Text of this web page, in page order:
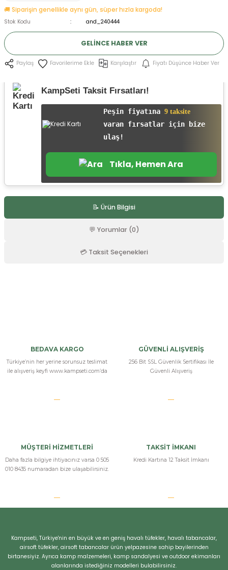
Mermisi
Tabure
🚚 Siparişin genellikle aynı gün, süper hızla kargoda!
Stok Kodu and_240444
GELINCE HABER VER
Paylaş Karşılaştır Fiyatı Düşünce Haber Ver
KampSeti Taksit Fırsatları!
Peşin fiyatına 9 taksite
varan fırsatlar için bize
ulaş!
Tıkla, Hemen Ara
📝 Ürün Bilgisi
💬 Yorumlar (0)
💳 Taksit Seçenekleri
BEDAVA KARGO
Türkiye’nin her yerine sorunsuz teslimat
ile alışveriş keyfi www.kampseti.com’da
GÜVENLİ ALIŞVERİŞ
256 Bit SSL Güvenlik Sertifikası İle
Güvenli Alışveriş
MÜŞTERİ HİZMETLERİ
Daha fazla bilgiye ihtiyacınız varsa 0 505
010 8435 numaradan bize ulaşabilirsiniz.
TAKSİT İMKANI
Kredi Kartına 12 Taksit İmkanı
Kampseti, Türkiye'nin en büyük ve en geniş havalı tüfekler, havalı tabancalar,
airsoft tüfekler, airsoft tabancalar ürün yelpazesine sahip bayilerinden
birtanesiyiz. Ayrıca kamp malzemeleri, kamp sandalyesi ve outdoor ekimanları
alanlarında istediğiniz modelleri bulabilirsiniz.